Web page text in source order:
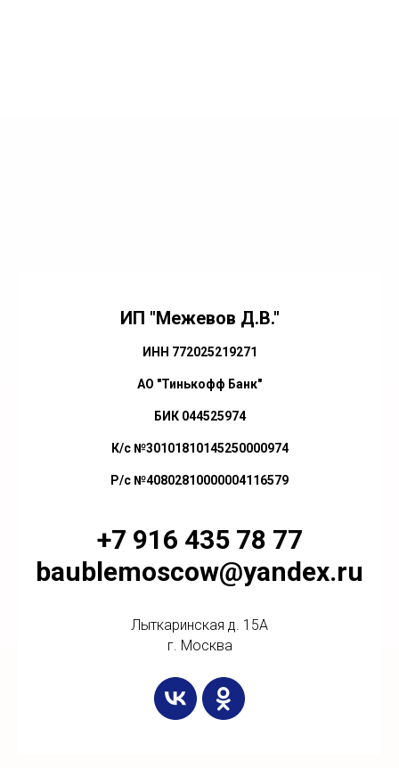
ИП "Межевов Д.В."
ИНН 772025219271
АО "Тинькофф Банк"
БИК 044525974
К/с №30101810145250000974
Р/с №40802810000004116579
+7 916 435 78 77
baublemoscow@yandex.ru
Лыткаринская д. 15А
г. Москва